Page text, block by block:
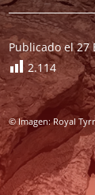
Publicado el 27
2.114
© Imagen: Royal